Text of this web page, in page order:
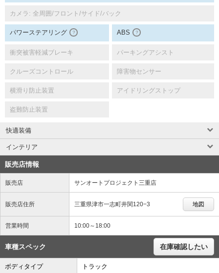
カメラ: 全周囲/フロント/サイド/バック
パワーステアリング ？ ABS ？
衝突被害軽減ブレーキ パーキングアシスト
クルーズコントロール 障害物センサー
横滑り防止装置 アイドリングストップ
盗難防止装置
快適装備
インテリア
販売店情報
販売店 サンオートプロジェクト三重店
販売店住所 三重県津市一志町井関120−3 地図
営業時間 10:00～18:00
車種スペック 在庫確認したい
ボディタイプ トラック